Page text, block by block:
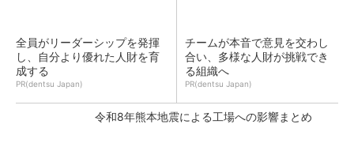
全員がリーダーシップを発揮
し、自分より優れた人財を育
成する
PR(dentsu Japan)
チームが本音で意見を交わし
合い、多様な人財が挑戦でき
る組織へ
PR(dentsu Japan)
令和8年熊本地震による工場への影響まとめ